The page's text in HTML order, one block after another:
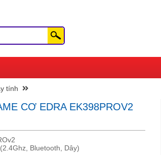
tính
CƠ EDRA EK398PROV2
Bluetooth, Dây)